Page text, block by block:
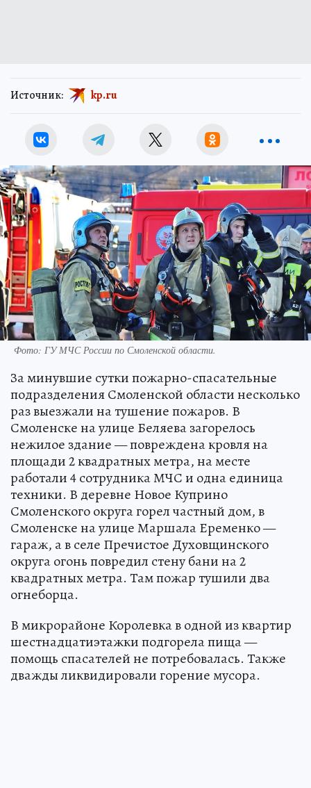
Источник: kp.ru
Фото: ГУ МЧС России по Смоленской области.
За минувшие сутки пожарно-спасательные
подразделения Смоленской области несколько
раз выезжали на тушение пожаров. В
Смоленске на улице Беляева загорелось
нежилое здание — повреждена кровля на
площади 2 квадратных метра, на месте
работали 4 сотрудника МЧС и одна единица
техники. В деревне Новое Куприно
Смоленского округа горел частный дом, в
Смоленске на улице Маршала Еременко —
гараж, а в селе Пречистое Духовщинского
округа огонь повредил стену бани на 2
квадратных метра. Там пожар тушили два
огнеборца.
В микрорайоне Королевка в одной из квартир
шестнадцатиэтажки подгорела пища —
помощь спасателей не потребовалась. Также
дважды ликвидировали горение мусора.